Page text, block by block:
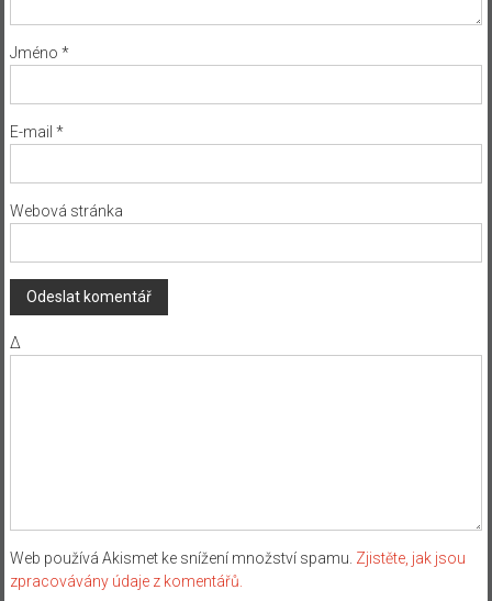
Jméno *
E-mail *
Webová stránka
Δ
Web používá Akismet ke snížení množství spamu. Zjistěte, jak jsou
zpracovávány údaje z komentářů.